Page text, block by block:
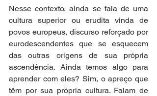
Nesse contexto, ainda se fala de uma
cultura superior ou erudita vinda de
povos europeus, discurso reforçado por
eurodescendentes que se esquecem
das outras origens de sua própria
ascendência. Ainda temos algo para
aprender com eles? Sim, o apreço que
têm por sua própria cultura. Falam de